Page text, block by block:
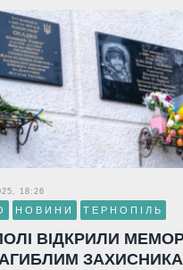
18:26
НОВИНИ ТЕРНОПІЛЬ
ВІДКРИЛИ